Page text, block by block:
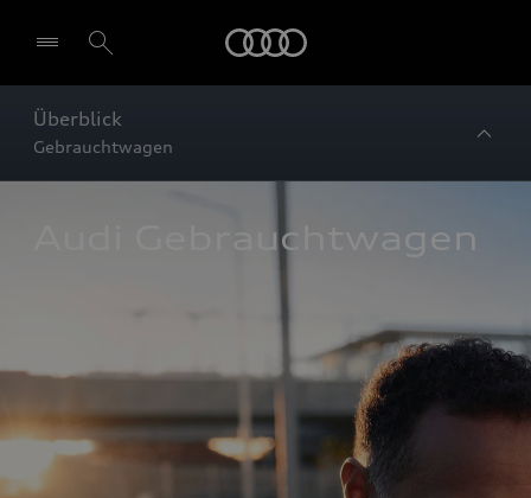
Überblick
Gebrauchtwagen
Audi Gebrauchtwagen